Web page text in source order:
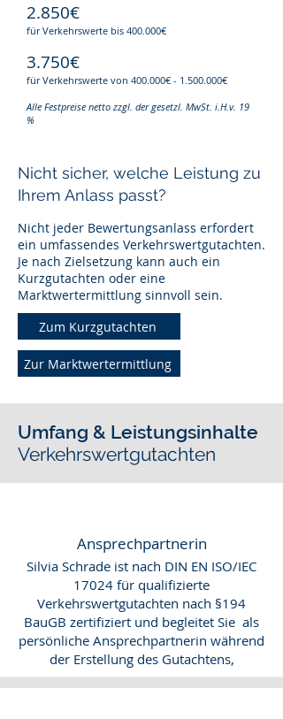
2.850€
für Verkehrswerte bis 400.000€
3.750€
für Verkehrswerte von 400.000€ - 1.500.000€
Alle Festpreise netto zzgl. der gesetzl. MwSt. i.H.v. 19
%
Nicht sicher, welche Leistung zu
Ihrem Anlass passt?
Nicht jeder Bewertungsanlass erfordert
ein umfassendes Verkehrswertgutachten.
Je nach Zielsetzung kann auch ein
Kurzgutachten oder eine
Marktwertermittlung sinnvoll sein.
Zum Kurzgutachten
Zur Marktwertermittlung
Umfang & Leistungsinhalte
Verkehrswertgutachten
Ansprechpartnerin
Silvia Schrade ist nach DIN EN ISO/IEC
17024 für qualifizierte
Verkehrswertgutachten nach §194
BauGB zertifiziert und begleitet Sie als
persönliche Ansprechpartnerin während
der Erstellung des Gutachtens,